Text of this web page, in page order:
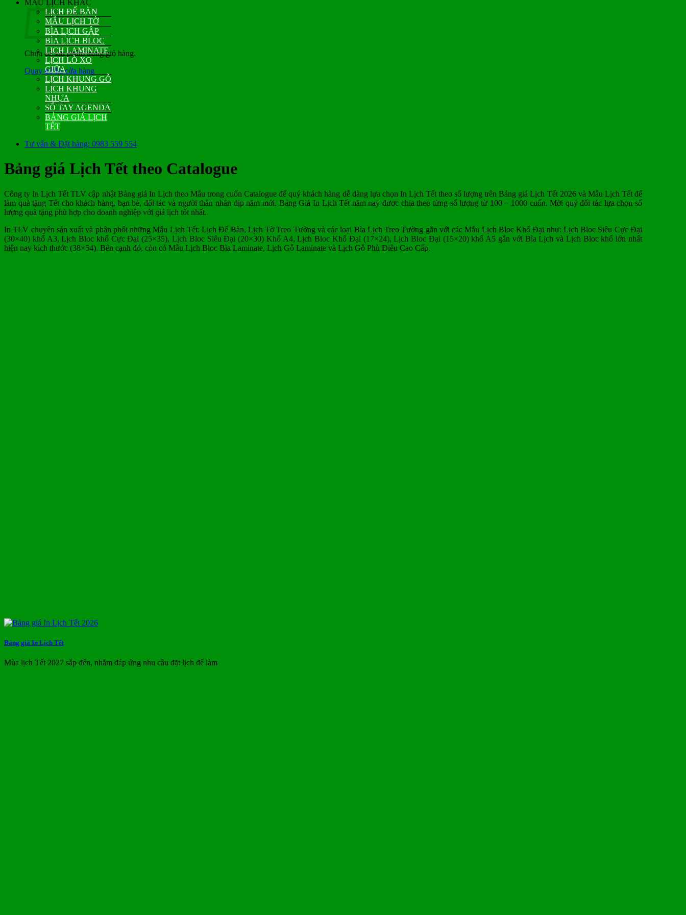
Chưa có sản phẩm trong giỏ hàng.
Quay trở lại cửa hàng
MẪU LỊCH KHÁC
LỊCH ĐỂ BÀN
MẪU LỊCH TỜ
BÌA LỊCH GẬP
BÌA LỊCH BLOC
LỊCH LAMINATE
LỊCH LÒ XO
GIỮA
LỊCH KHUNG GỖ
LỊCH KHUNG
NHỰA
SỔ TAY AGENDA
BẢNG GIÁ LỊCH
TẾT
Tư vấn & Đặt hàng: 0983 559 554
Bảng giá Lịch Tết theo Catalogue
Công ty In Lịch Tết TLV cập nhật Bảng giá In Lịch theo Mẫu trong cuốn Catalogue để quý khách hàng dễ dàng lựa chọn In Lịch Tết theo số lượng trên Bảng giá Lịch Tết 2026 và Mẫu Lịch Tết để
làm quà tặng Tết cho khách hàng, bạn bè, đối tác và người thân nhân dịp năm mới. Bảng Giá In Lịch Tết năm nay được chia theo từng số lượng từ 100 – 1000 cuốn. Mời quý đối tác lựa chọn số
lượng quà tặng phù hợp cho doanh nghiệp với giá lịch tốt nhất.
In TLV chuyên sản xuất và phân phối những Mẫu Lịch Tết: Lịch Để Bàn, Lịch Tờ Treo Tường và các loại Bìa Lịch Treo Tường gắn với các Mẫu Lịch Bloc Khổ Đại như: Lịch Bloc Siêu Cực Đại
(30×40) khổ A3, Lịch Bloc khổ Cực Đại (25×35), Lịch Bloc Siêu Đại (20×30) Khổ A4, Lịch Bloc Khổ Đại (17×24), Lịch Bloc Đại (15×20) khổ A5 gắn với Bìa Lịch và Lịch Bloc khổ lớn nhất
hiện nay kích thước (38×54). Bên cạnh đó, còn có Mẫu Lịch Bloc Bìa Laminate, Lịch Gỗ Laminate và Lịch Gỗ Phù Điêu Cao Cấp.
Bảng giá In Lịch Tết
Mùa lịch Tết 2027 sắp đến, nhằm đáp ứng nhu cầu đặt lịch để làm